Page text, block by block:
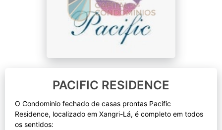
PACIFIC RESIDENCE
O Condomínio fechado de casas prontas Pacific
Residence, localizado em Xangri-Lá, é completo em todos
os sentidos: